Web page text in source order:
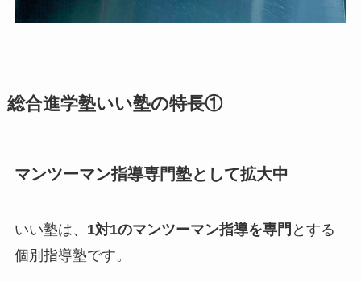
総合進学塾いい塾の特長①
マンツーマン指導専門塾として拡大中
いい塾は、 1対1のマンツーマン指導を専門 とする
個別指導塾です。